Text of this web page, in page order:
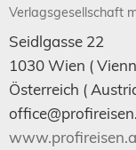
Verlagsgesellschaft
Seidlgasse 22
1030Wien (
Österreich (